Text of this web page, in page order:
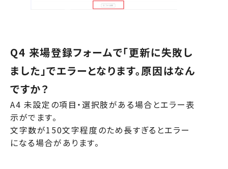
Q4 来場登録フォームで「更新に失敗し
ました」でエラーとなります。原因はなん
ですか？
A4 未設定の項目・選択肢がある場合とエラー表
示がでます。
文字数が150文字程度のため長すぎるとエラー
になる場合があります。